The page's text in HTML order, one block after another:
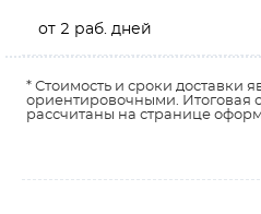
от 2 раб. дней
* Стоимость и сроки доставки
ориентировочными. Итоговая
рассчитаны на странице